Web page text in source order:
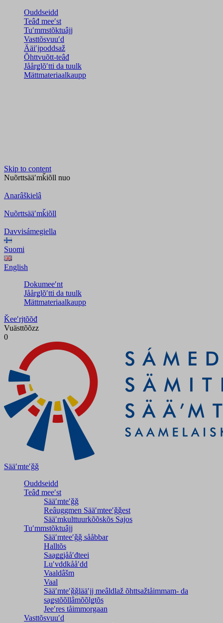
Ouddseidd
Teâđ meeʹst
Tuʹmmstõktuâjj
Vasttõsvuuʹd
Ääiʹjpoddsaž
Õhttvuõtt-teâđ
Jåårǥlõʹtti da tuulk
Mättmateriaalkaupp
Skip to content
Nuõrttsääʹmǩiõll nuo
Anarâškielâ
Nuõrttsääʹmǩiõll
Davvisámegiella
Suomi
English
Dokumeeʹnt
Jåårǥlõʹtti da tuulk
Mättmateriaalkaupp
Ǩeeʹrjtõõđ
Vuästtõõzz
0
Sääʹmteʹǧǧ
Ouddseidd
Teâđ meeʹst
Sääʹmteʹǧǧ
Reâuggmen Sääʹmteeʹǧǧest
Sääʹmkulttuurkõõskõs Sajos
Tuʹmmstõktuâjj
Sääʹmteeʹǧǧ sååbbar
Halltõs
Saaǥǥjååʹđteei
Luʹvddkååʹdd
Vaaldâšm
Vaal
Sääʹmteʹǧǧlääʹjj meâldlaž õhttsažtåimmam- da
saǥstõõllâmõõlǥtõs
Jeeʹres tåimmorgaan
Vasttõsvuuʹd